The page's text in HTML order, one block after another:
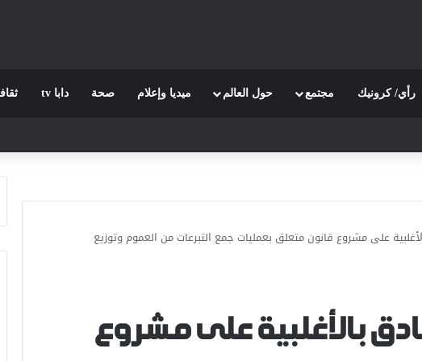
رأي/ كرونيك مجتمع حول العالم ميديا وإعلام صحة دابا tv
على مشروع قانون متعلق بعمليات جمع التبرعات من العموم وتوزيع
بالأغلبية على مشروع